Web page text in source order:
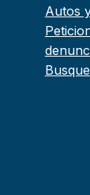
Autos